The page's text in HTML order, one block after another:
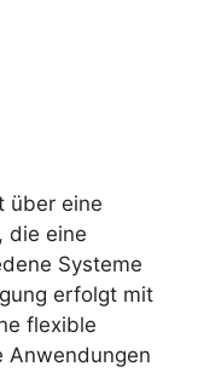
über eine
die eine
Systeme
erfolgt mit
flexible
Anwendungen